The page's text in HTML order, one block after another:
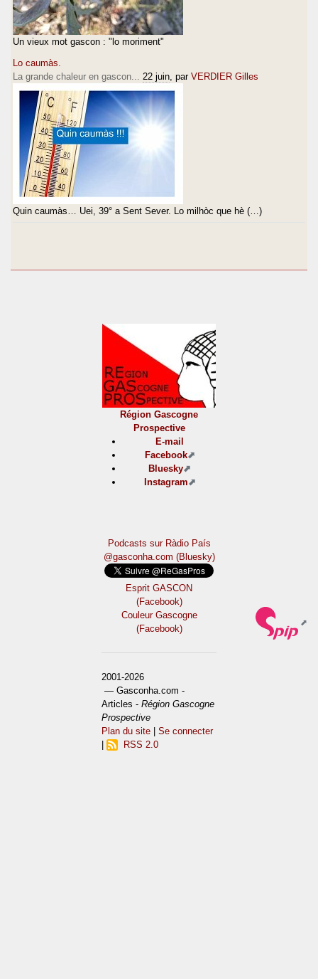
Un vieux mot gascon : "lo moriment"
Lo caumàs.
La grande chaleur en gascon...
22 juin , par VERDIER Gilles
Quin caumàs… Uei, 39° a Sent Sever. Lo milhòc que hè (…)
Région Gascogne
Prospective
E-mail
Facebook
Bluesky
Instagram
Podcasts sur Ràdio País
@gasconha.com (Bluesky)
Esprit GASCON
(Facebook)
Couleur Gascogne
(Facebook)
2001-2026
— Gasconha.com -
Articles -Région Gascogne
Prospective
Plan du site |Se connecter
RSS 2.0